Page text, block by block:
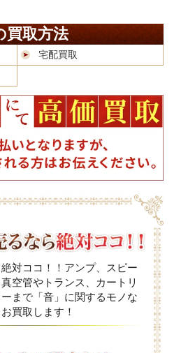
買取方法
宅配買取
対ココ！！アンプ、スピー
空管やトランス、カートリ
まで「音」に関するモノな
買取します！